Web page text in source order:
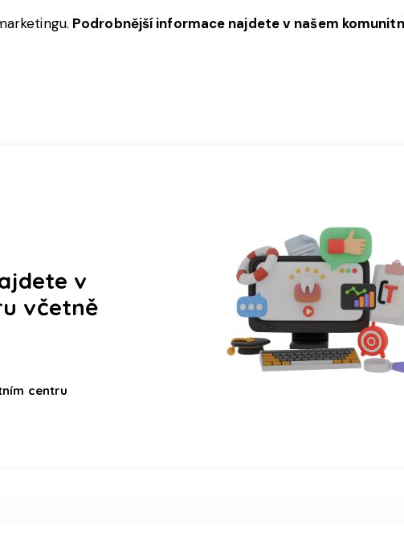
. Podrobnější informace najdete v našem
v
včetně
centru